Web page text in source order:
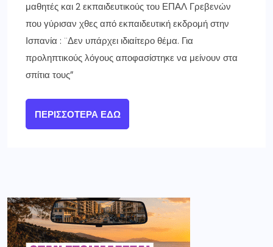
μαθητές και 2 εκπαιδευτικούς του ΕΠΑΛ Γρεβενών
που γύρισαν χθες από εκπαιδευτική εκδρομή στην
Ισπανία : ¨Δεν υπάρχει ιδιαίτερο θέμα. Για
προληπτικούς λόγους αποφασίστηκε να μείνουν στα
σπίτια τους”
ΠΕΡΙΣΣΌΤΕΡΑ ΕΔΏ